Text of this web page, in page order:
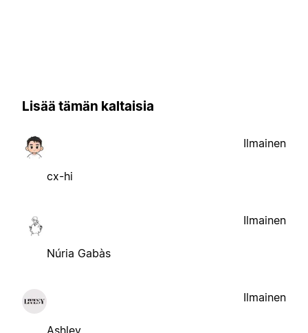
Lisää tämän kaltaisia
cx-hi
Ilmainen
Núria Gabàs
Ilmainen
Ashley
Ilmainen